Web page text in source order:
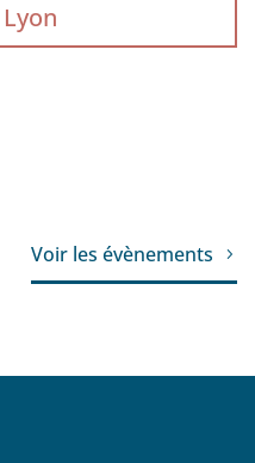
Voir les évènements